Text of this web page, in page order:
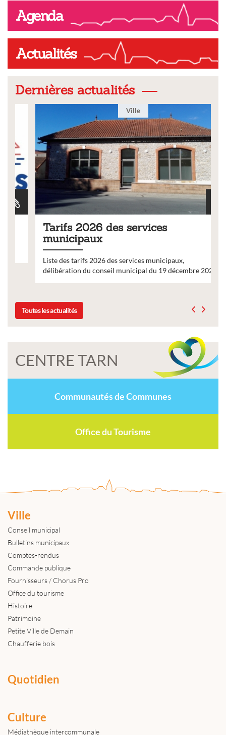
Agenda
Actualités
Dernières actualités
Tarifs 2026 des services
municipaux
Liste des tarifs 2026 des services municipaux,
délibération du conseil municipal du 19 décembre 2025
Toutes les actualités
CENTRE TARN
Communautés de Communes
Office du Tourisme
Ville
Conseil municipal
Bulletins municipaux
Comptes-rendus
Commande publique
Fournisseurs / Chorus Pro
Office du tourisme
Histoire
Patrimoine
Petite Ville de Demain
Chaufferie bois
Quotidien
Culture
Médiathèque intercommunale